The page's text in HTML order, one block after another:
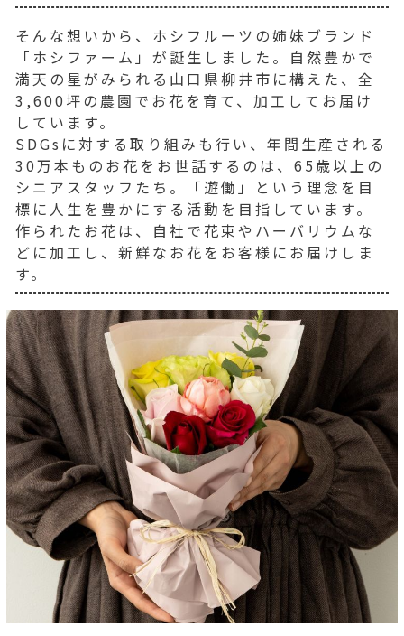
そんな想いから、ホシフルーツの姉妹ブランド
「ホシファーム」が誕生しました。自然豊かで
満天の星がみられる山口県柳井市に構えた、全
3,600坪の農園でお花を育て、加工してお届け
しています。
SDGsに対する取り組みも行い、年間生産される
30万本ものお花をお世話するのは、65歳以上の
シニアスタッフたち。「遊働」という理念を目
標に人生を豊かにする活動を目指しています。
作られたお花は、自社で花束やハーバリウムな
どに加工し、新鮮なお花をお客様にお届けしま
す。